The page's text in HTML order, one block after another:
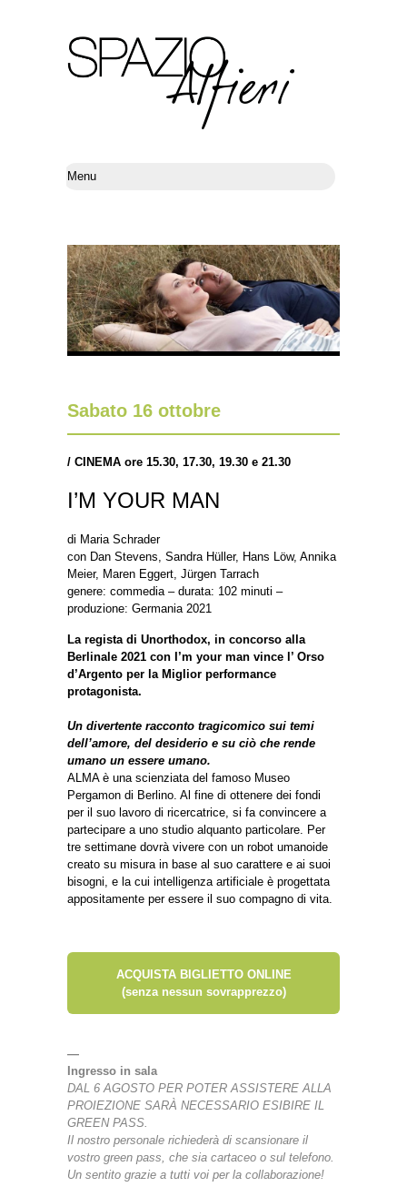
Sabato 16 ottobre
/ CINEMA ore 15.30, 17.30, 19.30 e 21.30
I’M YOUR MAN
di Maria Schrader
con Dan Stevens, Sandra Hüller, Hans Löw, Annika
Meier, Maren Eggert, Jürgen Tarrach
genere: commedia – durata: 102 minuti –
produzione: Germania 2021
La regista di Unorthodox, in concorso alla
Berlinale 2021 con I’m your man vince l’ Orso
d’Argento per la Miglior performance
protagonista.
Un divertente racconto tragicomico sui temi
dell’amore, del desiderio e su ciò che rende
umano un essere umano.
ALMA è una scienziata del famoso Museo
Pergamon di Berlino. Al fine di ottenere dei fondi
per il suo lavoro di ricercatrice, si fa convincere a
partecipare a uno studio alquanto particolare. Per
tre settimane dovrà vivere con un robot umanoide
creato su misura in base al suo carattere e ai suoi
bisogni, e la cui intelligenza artificiale è progettata
appositamente per essere il suo compagno di vita.
ACQUISTA BIGLIETTO ONLINE
(senza nessun sovrapprezzo)
—
Ingresso in sala
DAL 6 AGOSTO PER POTER ASSISTERE ALLA
PROIEZIONE SARÀ NECESSARIO ESIBIRE IL
GREEN PASS.
Il nostro personale richiederà di scansionare il
vostro green pass, che sia cartaceo o sul telefono.
Un sentito grazie a tutti voi per la collaborazione!